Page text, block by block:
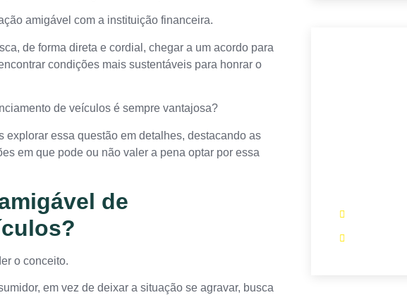
amigável com a instituição financeira.
de forma direta e cordial, chegar a um acordo para
condições mais sustentáveis para honrar o
de veículos é sempre vantajosa?
explorar essa questão em detalhes, destacando as
em que pode ou não valer a pena optar por essa
de
o conceito.
em vez de deixar a situação se agravar, busca